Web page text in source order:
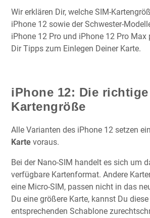
Wir erklären Dir, welche SIM-
iPhone 12 sowie der Schwester-
iPhone 12 Pro und iPhone 12 Pro Max
Dir Tipps zum Einlegen Deiner Karte.
iPhone 12: Die richtige
Kartengröße
Alle Varianten des iPhone 12 setzen
Karte voraus.
Bei der Nano-SIM handelt es sich um
verfügbare Kartenformat. Andere
eine Micro-SIM, passen nicht in das
Du eine größere Karte, kannst Du
entsprechenden Schablone